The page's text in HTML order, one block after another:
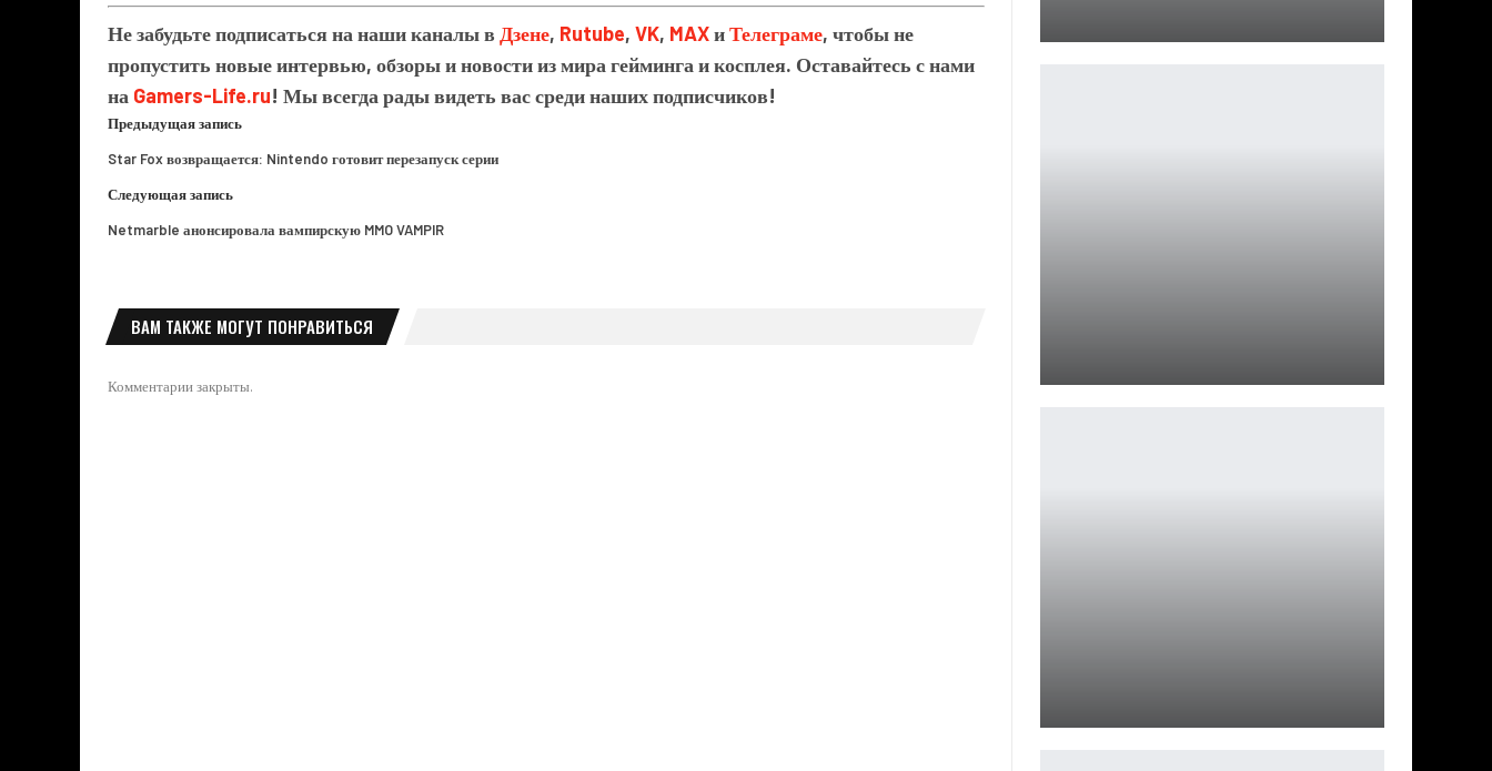
Не забудьте подписаться на наши каналы в Дзене, Rutube, VK, MAXиТелеграме, чтобы не
пропустить новые интервью, обзоры и новости из мира гейминга и косплея. Оставайтесь с нами
на Gamers-Life.ru! Мы всегда рады видеть вас среди наших подписчиков!
Предыдущая запись
Star Fox возвращается: Nintendo готовит перезапуск серии
Следующая запись
Netmarble анонсировала вампирскую MMO VAMPIR
ВАМ ТАКЖЕ МОГУТ ПОНРАВИТЬСЯ
Комментарии закрыты.